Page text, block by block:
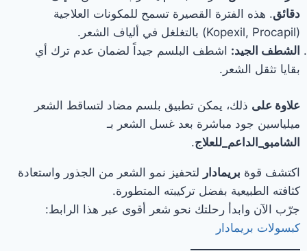
دقائق. هذه الفترة القصيرة تسمح للمكونات العلاجية
(Kopexil, Procapil) بالتغلغل في ألياف الشعر.
الشطف الجيد: اشطف البلسم جيداً لضمان عدم ترك أي
بقايا تثقل الشعر.
علاوة على ذلك، يمكن تطبيق بلسم مضاد لتساقط الشعر
ميلياسين جود مباشرة بعد غسل الشعر بـ
الشامبو_الداعم_للعلاج.
اكتشف قوة بريمادار لتحفيز نمو الشعر من الجذور واستعادة
كثافته الطبيعية بفضل تركيبته المتطورة.
جرّب الآن وابدأ رحلتك نحو شعر أقوى عبر هذا الرابط:
كبسولات بريمادار